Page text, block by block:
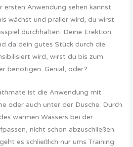
ersten Anwendung sehen kannst.
wächst und praller wird, du wirst
durchhalten. Deine Erektion
da dein gutes Stück durch die
wird, wirst du bis zum
benötigen. Genial, oder?
ist die Anwendung mit
oder auch unter der Dusche. Durch
warmen Wassers bei der
nicht schon abzuschließen.
es schließlich nur ums Training